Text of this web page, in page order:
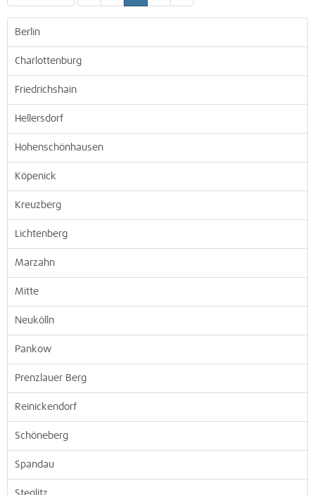
Berlin
Charlottenburg
Friedrichshain
Hellersdorf
Hohenschönhausen
Köpenick
Kreuzberg
Lichtenberg
Marzahn
Mitte
Neukölln
Pankow
Prenzlauer Berg
Reinickendorf
Schöneberg
Spandau